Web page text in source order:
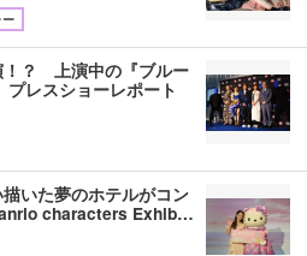
ー
！？ 上演中の『ブルー
レスショーレポート
いた夢のホテルがコン
characters Exhib…